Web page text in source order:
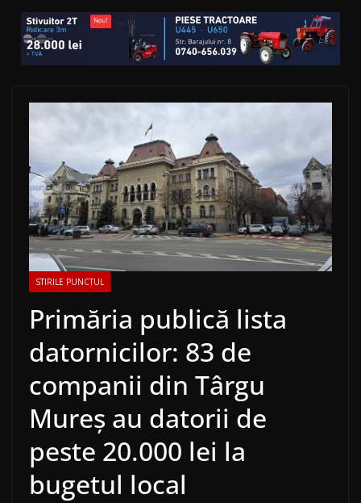
STIRILE PUNCTUL
Primăria publică lista
datornicilor: 83 de
companii din Târgu
Mureș au datorii de
peste 20.000 lei la
bugetul local